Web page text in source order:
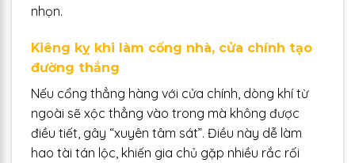
nhọn.
Kiêng kỵ khi làm cổng nhà, cửa chính tạo
đường thẳng
Nếu cổng thẳng hàng với cửa chính, dòng khí từ
ngoài sẽ xộc thẳng vào trong mà không được
điều tiết, gây “xuyên tâm sát”. Điều này dễ làm
hao tài tán lộc, khiến gia chủ gặp nhiều rắc rối